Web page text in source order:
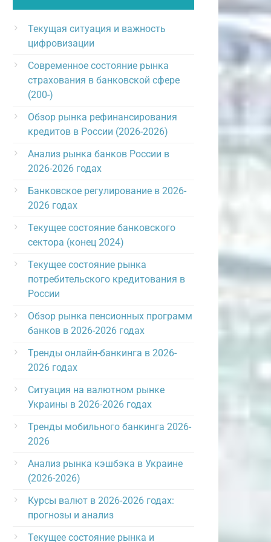
Текущая ситуация и важность
цифровизации
Современное состояние рынка
страхования в банковской сфере
(200-)
Обзор рынка рефинансирования
кредитов в России (2026-2026)
Анализ рынка банков России в
2026-2026 годах
Банковское регулирование в 2026-
2026 годах
Текущее состояние банковского
сектора (конец 2024)
Текущее состояние рынка
потребительского кредитования в
России
Обзор рынка пенсионных программ
банков в 2026-2026 годах
Тренды онлайн-банкинга в 2026-
2026 годах
Ситуация на валютном рынке
Украины в 2026-2026 годах
Тренды мобильного банкинга 2026-
2026
Анализ рынка кэшбэка в Украине
(2026-2026)
Курсы валют в 2026-2026 годах:
прогнозы и анализ
Текущее состояние рынка и